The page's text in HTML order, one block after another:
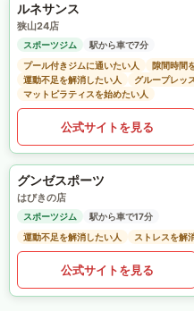
ルネサンス
狭山24店
スポーツジム
駅から車で7分
プール付きジムに通いたい人
隙間時間
運動不足を解消したい人
グループレッ
マットピラティスを始めたい人
公式サイトを見る
グンゼスポーツ
はびきの店
スポーツジム
駅から車で17分
運動不足を解消したい人
ストレスを解
公式サイトを見る